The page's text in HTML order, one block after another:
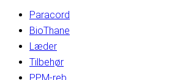
Paracord
BioThane
Læder
Tilbehør
PPM-reb